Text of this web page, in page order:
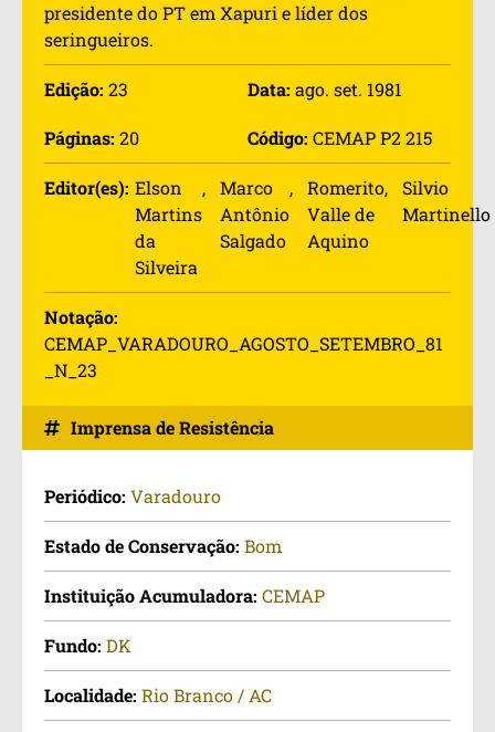
presidente do PT em Xapuri e líder dos
seringueiros.
Edição: 23 Data: ago. set. 1981
Páginas: 20 Código: CEMAP P2 215
Editor(es): Elson
Martins
da
Silveira
,
Marco
Antônio
Salgado
,
Romerito
Valle de
Aquino
,
Silvio
Martinello
Notação:
CEMAP_VARADOURO_AGOSTO_SETEMBRO_81
_N_23
Imprensa de Resistência
Periódico: Varadouro
Estado de Conservação: Bom
Instituição Acumuladora: CEMAP
Fundo: DK
Localidade: Rio Branco / AC